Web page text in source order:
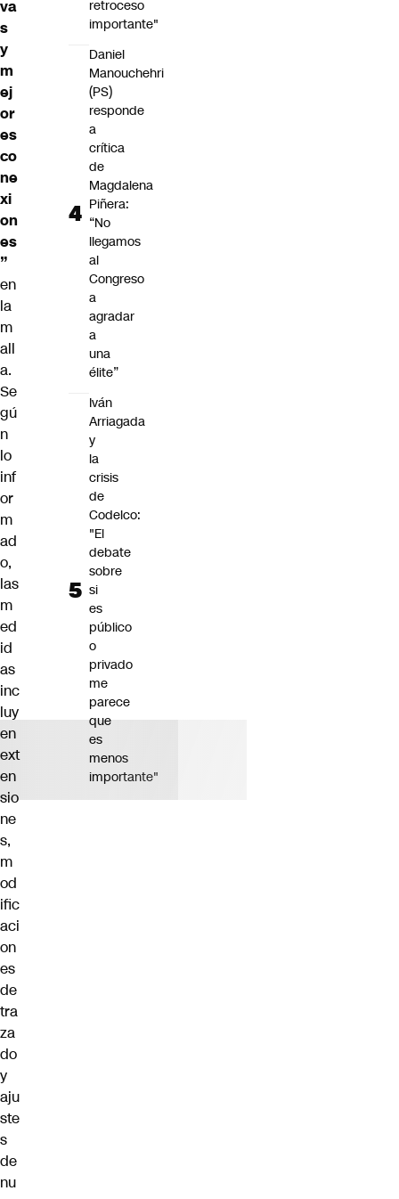
va
s
y
m
ej
or
es
co
ne
xi
on
es
”
en
la
m
all
a.
Se
gú
n
lo
inf
or
m
ad
o,
las
m
ed
id
as
inc
luy
en
ext
en
sio
ne
s,
m
od
ific
aci
on
es
de
tra
za
do
y
aju
ste
s
de
nu
retroceso
importante"
Daniel
Manouchehri
(PS)
responde
a
crítica
de
Magdalena
Piñera:
“No
llegamos
al
Congreso
a
agradar
a
una
élite”
Iván
Arriagada
y
la
crisis
de
Codelco:
"El
debate
sobre
si
es
público
o
privado
me
parece
que
es
menos
importante"